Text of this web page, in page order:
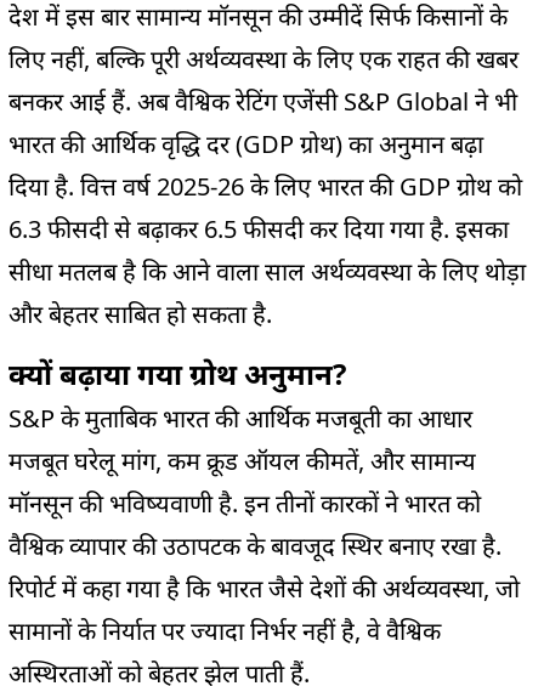
देश में इस बार सामान्य मॉनसून की उम्मीदें सिर्फ किसानों के
लिए नहीं, बल्कि पूरी अर्थव्यवस्था के लिए एक राहत की खबर
बनकर आई हैं. अब वैश्विक रेटिंग एजेंसी S&P Global ने भी
भारत की आर्थिक वृद्धि दर (GDP ग्रोथ) का अनुमान बढ़ा
दिया है. वित्त वर्ष 2025-26 के लिए भारत की GDP ग्रोथ को
6.3 फीसदी से बढ़ाकर 6.5 फीसदी कर दिया गया है. इसका
सीधा मतलब है कि आने वाला साल अर्थव्यवस्था के लिए थोड़ा
और बेहतर साबित हो सकता है.
क्यों बढ़ाया गया ग्रोथ अनुमान?
S&P के मुताबिक भारत की आर्थिक मजबूती का आधार
मजबूत घरेलू मांग, कम क्रूड ऑयल कीमतें, और सामान्य
मॉनसून की भविष्यवाणी है. इन तीनों कारकों ने भारत को
वैश्विक व्यापार की उठापटक के बावजूद स्थिर बनाए रखा है.
रिपोर्ट में कहा गया है कि भारत जैसे देशों की अर्थव्यवस्था, जो
सामानों के निर्यात पर ज्यादा निर्भर नहीं है, वे वैश्विक
अस्थिरताओं को बेहतर झेल पाती हैं.